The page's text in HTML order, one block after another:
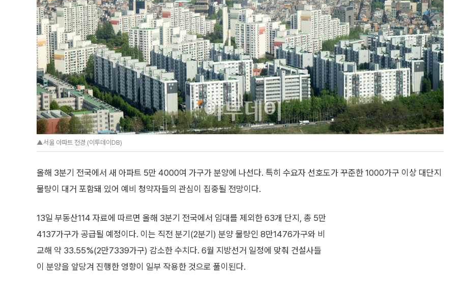
▲서울 아파트 전경 (이투데이DB)
올해 3분기 전국에서 새 아파트 5만 4000여 가구가 분양에 나선다. 특히 수요자 선호도가 꾸준한 1000가구 이상 대단지
물량이 대거 포함돼 있어 예비 청약자들의 관심이 집중될 전망이다.
13일 부동산114 자료에 따르면 올해 3분기 전국에서 임대를 제외한 63개 단지, 총 5만
4137가구가 공급될 예정이다. 이는 직전 분기(2분기) 분양 물량인 8만1476가구와 비
교해 약 33.55%(2만7339가구) 감소한 수치다. 6월 지방선거 일정에 맞춰 건설사들
이 분양을 앞당겨 진행한 영향이 일부 작용한 것으로 풀이된다.